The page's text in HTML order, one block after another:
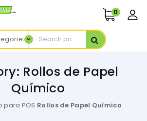
0
Rollos de Papel
Químico
para POS Rollos de Papel Químico